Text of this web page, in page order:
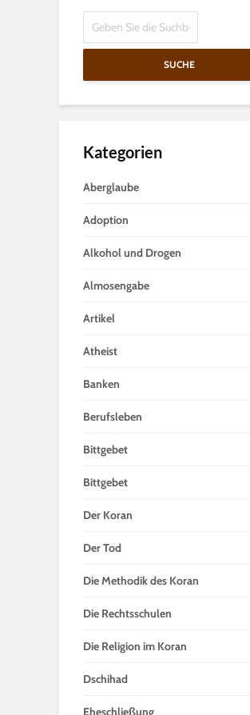
SUCHE
Kategorien
Aberglaube
Adoption
Alkohol und Drogen
Almosengabe
Artikel
Atheist
Banken
Berufsleben
Bittgebet
Bittgebet
Der Koran
Der Tod
Die Methodik des Koran
Die Rechtsschulen
Die Religion im Koran
Dschihad
Eheschließung